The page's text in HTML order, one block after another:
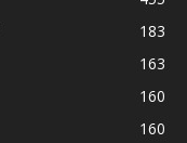
183
163
160
160